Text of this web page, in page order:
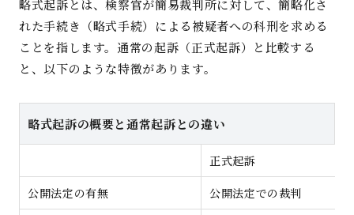
略式起訴とは、検察官が簡易裁判所に対して、簡略化さ
れた手続き（略式手続）による被疑者への科刑を求める
ことを指します。通常の起訴（正式起訴）と比較する
と、以下のような特徴があります。
略式起訴の概要と通常起訴との違い
正式起訴
公開法定の有無 公開法定での裁判